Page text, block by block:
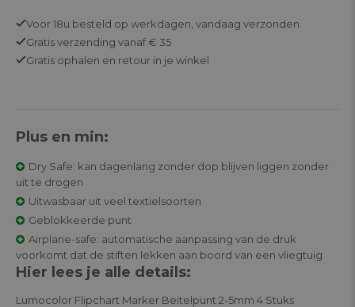
Voor 18u besteld op werkdagen, vandaag verzonden.
Gratisverzending vanaf € 35
Gratis ophalen en retour in je winkel
Plus en min:
Dry Safe: kan dagenlang zonder dop blijven liggen zonder
uit te drogen
Uitwasbaar uit veel textielsoorten
Geblokkeerde punt
Airplane-safe: automatische aanpassing van de druk
voorkomt dat de stiften lekken aan boord van een vliegtuig
Hier lees je alle details:
Lumocolor Flipchart Marker Beitelpunt 2-5mm 4 Stuks